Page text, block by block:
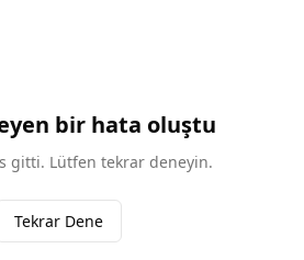
bir hata oluştu
gitti. Lütfen tekrar deneyin.
Tekrar Dene